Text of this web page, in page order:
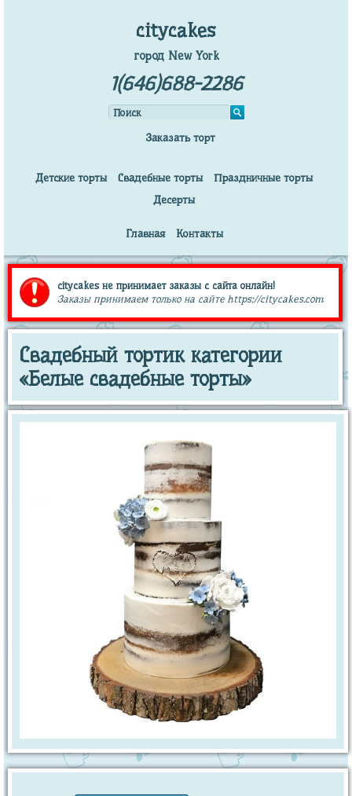
citycakes
город New York
1(646)688-2286
Заказать торт
Детские торты Свадебные торты
Праздничные торты
Десерты
Главная Контакты
citycakes не принимает заказы с сайта онлайн!
Заказы принимаем только на сайте https://citycakes.com
Свадебный тортик категории
«Белые свадебные торты»